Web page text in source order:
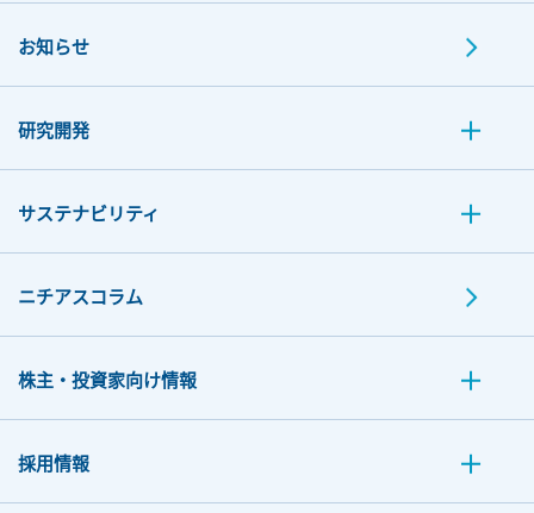
お知らせ
研究開発
サステナビリティ
ニチアスコラム
株主・投資家向け情報
採用情報